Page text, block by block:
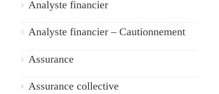
Analyste financier
Analyste financier – Cautionnement
Assurance
Assurance collective